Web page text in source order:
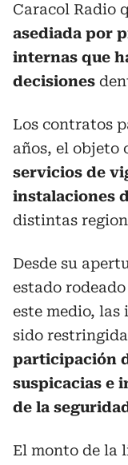
Caracol Radio
asediada por
internas que
decisiones
Los contratos
años, el objeto
servicios de
instalaciones
distintas
Desde su
estado
este medio,
sido
participación
suspicacias e
de la
El monto de la